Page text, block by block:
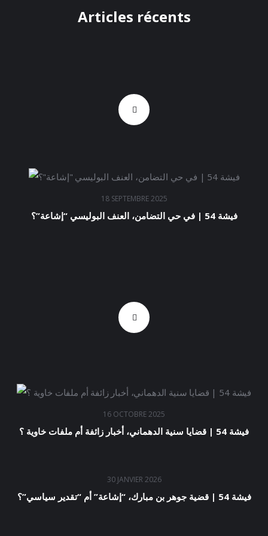
Articles récents
18 SEPTEMBRE 2025
فيشة 54 | في حي التضامن، العنف البوليسي “إشاعة”؟
16 OCTOBRE 2025
فيشة 54 | قضايا سنية الدهماني، أخبار زائفة أم ملفات خاوية ؟
30 JANVIER 2026
فيشة 54 | قضية جوهر بن مبارك، “إشاعة” أم “تقدير سياسي”؟